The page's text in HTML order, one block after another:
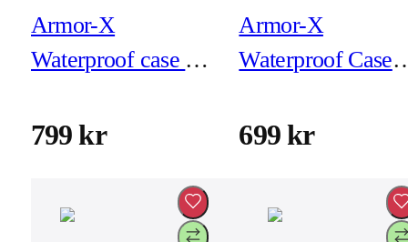
Armor-X
Waterproof case for
799 kr
Armor-X
Waterproof Case
(2020/2022)
699 kr